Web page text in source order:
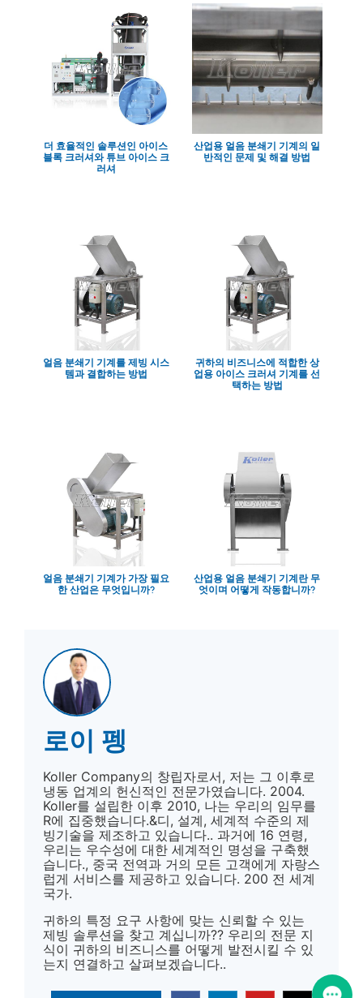
더 효율적인 솔루션인 아이스
블록 크러셔와 튜브 아이스 크
러셔
산업용 얼음 분쇄기 기계의 일
반적인 문제 및 해결 방법
얼음 분쇄기 기계를 제빙 시스
템과 결합하는 방법
귀하의 비즈니스에 적합한 상
업용 아이스 크러셔 기계를 선
택하는 방법
얼음 분쇄기 기계가 가장 필요
한 산업은 무엇입니까?
산업용 얼음 분쇄기 기계란 무
엇이며 어떻게 작동합니까?
로이 펭
Koller Company의 창립자로서, 저는 그 이후로
냉동 업계의 헌신적인 전문가였습니다. 2004.
Koller를 설립한 이후 2010, 나는 우리의 임무를
R에 집중했습니다.&디, 설계, 세계적 수준의 제
빙기술을 제조하고 있습니다.. 과거에 16 연령,
우리는 우수성에 대한 세계적인 명성을 구축했
습니다., 중국 전역과 거의 모든 고객에게 자랑스
럽게 서비스를 제공하고 있습니다. 200 전 세계
국가.
귀하의 특정 요구 사항에 맞는 신뢰할 수 있는
제빙 솔루션을 찾고 계십니까?? 우리의 전문 지
식이 귀하의 비즈니스를 어떻게 발전시킬 수 있
는지 연결하고 살펴보겠습니다..